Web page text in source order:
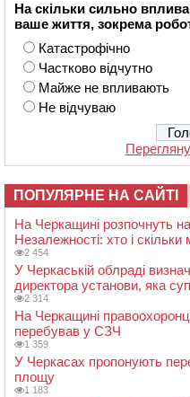
На скільки сильно
ваше життя, зокрема
Катастрофічно
Частково відчутно
Майже не впливають
Не відчуваю
ПОПУЛЯРНЕ НА САЙТІ
На Черкащині розпочнуть
Незалежності: хто і
2 454
У Черкаській облраді
директора установи, яка
2 314
На Черкащині
перебував у СЗЧ
1 359
У Черкасах пропонують
площу
1 183